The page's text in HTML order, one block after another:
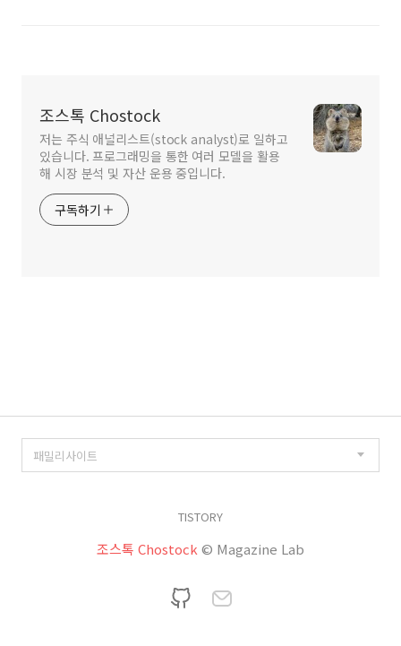
조스톡 Chostock
저는 주식 애널리스트(stock analyst)로 일하고
있습니다. 프로그래밍을 통한 여러 모델을 활용
해 시장 분석 및 자산 운용 중입니다.
구독하기
TISTORY
조스톡 Chostock © Magazine Lab